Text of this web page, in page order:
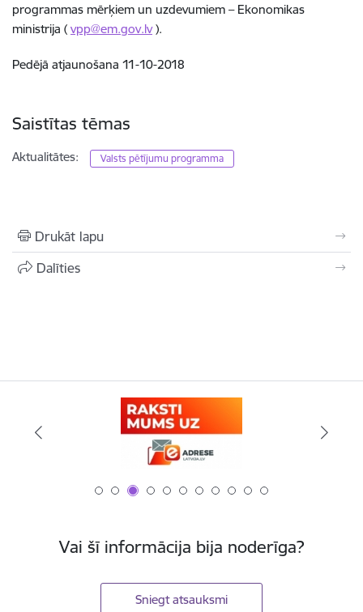
programmas mērķiem un uzdevumiem – Ekonomikas
ministrija ( vpp@em.gov.lv).
Pedējā atjaunošana 11-10-2018
Saistītas tēmas
Aktualitātes: Valsts pētījumu programma
Drukāt lapu
Dalīties
Vai šī informācija bija noderīga?
Sniegt atsauksmi